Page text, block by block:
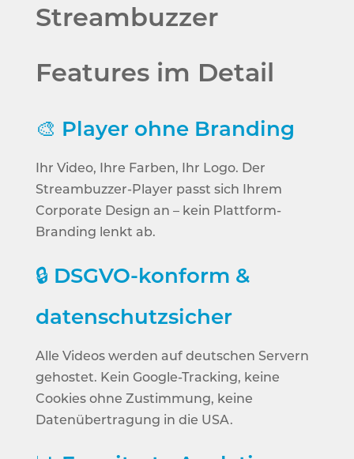
Streambuzzer
Features im Detail
🎨 Player ohne Branding
Ihr Video, Ihre Farben, Ihr Logo. Der
Streambuzzer-Player passt sich Ihrem
Corporate Design an – kein Plattform-
Branding lenkt ab.
🔒 DSGVO-konform &
datenschutzsicher
Alle Videos werden auf deutschen Servern
gehostet. Kein Google-Tracking, keine
Cookies ohne Zustimmung, keine
Datenübertragung in die USA.